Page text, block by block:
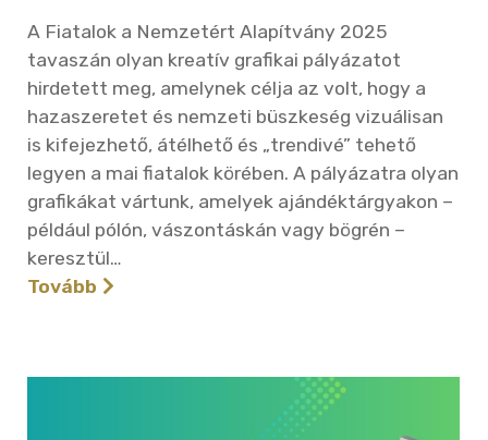
A Fiatalok a Nemzetért Alapítvány 2025
tavaszán olyan kreatív grafikai pályázatot
hirdetett meg, amelynek célja az volt, hogy a
hazaszeretet és nemzeti büszkeség vizuálisan
is kifejezhető, átélhető és „trendivé” tehető
legyen a mai fiatalok körében. A pályázatra olyan
grafikákat vártunk, amelyek ajándéktárgyakon –
például pólón, vászontáskán vagy bögrén –
keresztül…
Tovább